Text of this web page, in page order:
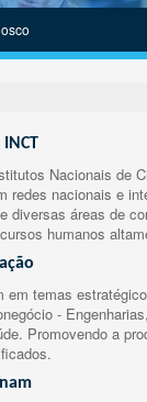
Nacionais de
redes nacionais e
diversas áreas de
humanos
em temas
-
Promovendo a